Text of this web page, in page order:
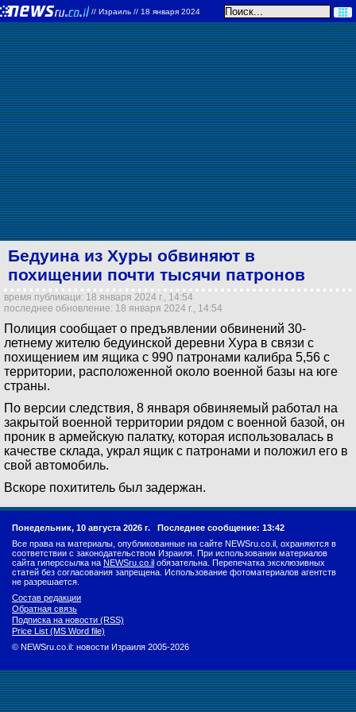
// Израиль // 18 января 2024
Бедуина из Хуры обвиняют в
похищении почти тысячи патронов
время публикаци: 18 января 2024 г., 14:54
последнее обновление: 18 января 2024 г., 14:54
Полиция сообщает о предъявлении обвинений 30-
летнему жителю бедуинской деревни Хура в связи с
похищением им ящика с 990 патронами калибра 5,56 с
территории, расположенной около военной базы на юге
страны.
По версии следствия, 8 января обвиняемый работал на
закрытой военной территории рядом с военной базой, он
проник в армейскую палатку, которая использовалась в
качестве склада, украл ящик с патронами и положил его в
свой автомобиль.
Вскоре похититель был задержан.
Понедельник, 10 августа 2026 г. Последнее сообщение: 13:42
Все права на материалы, опубликованные на сайте NEWSru.co.il, охраняются в
соответствии с законодательством Израиля. При использовании материалов
сайта гиперссылка на NEWSru.co.il обязательна. Перепечатка эксклюзивных
статей без согласования запрещена. Использование фотоматериалов агентств
не разрешается.
Состав редакции
Обратная связь
Подписка на новости (RSS)
Price List (MS Word file)
© NEWSru.co.il: новости Израиля 2005-2026